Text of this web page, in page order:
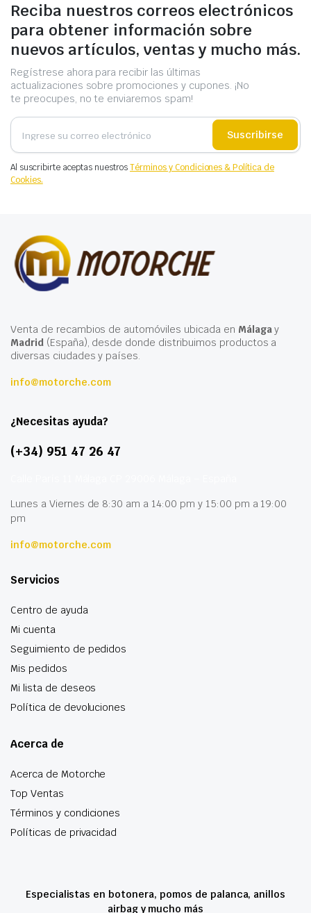
Reciba nuestros correos electrónicos
para obtener información sobre
nuevos artículos, ventas y mucho más.
Regístrese ahora para recibir las últimas
actualizaciones sobre promociones y cupones. ¡No
te preocupes, no te enviaremos spam!
Suscribirse
Al suscribirte aceptas nuestrosTérminos y Condiciones & Política de
Cookies.
Venta de recambios de automóviles ubicada en Málagay
Madrid(España), desde donde distribuimos productos a
diversas ciudades y países.
info@motorche.com
¿Necesitas ayuda?
(+34) 951 47 26 47
Lunes a Viernes de 8:30 am a 14:00 pm y 15:00 pm a 19:00
pm
info@motorche.com
Servicios
Centro de ayuda
Mi cuenta
Seguimiento de pedidos
Mis pedidos
Mi lista de deseos
Política de devoluciones
Acerca de
Acerca de Motorche
Top Ventas
Términos y condiciones
Políticas de privacidad
Especialistas en botonera, pomos de palanca, anillos
airbag y mucho más